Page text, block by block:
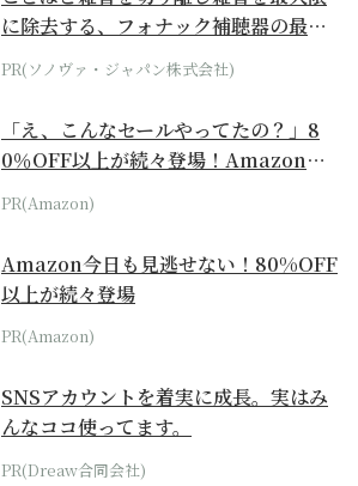
に除去する、フォナック補聴器の最上
位モデル
PR(ソノヴァ・ジャパン株式会社)
「え、こんなセールやってたの？」8
0％OFF以上が続々登場！Amazonの
本気が...
PR(Amazon)
Amazon今日も見逃せない！80%OFF
以上が続々登場
PR(Amazon)
SNSアカウントを着実に成長。実はみ
んなココ使ってます。
PR(Dreaw合同会社)